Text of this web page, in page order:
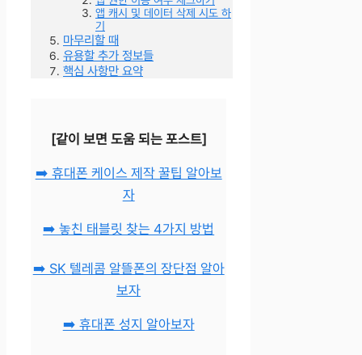
앱 캐시 및 데이터 삭제 시도 하
기
마무리할 때
유용할 추가 정보들
핵심 사항만 요약
[같이 보면 도움 되는 포스트]
➡️ 휴대폰 케이스 제작 꿀팁 알아보
자
➡️ 놓친 태블릿 찾는 4가지 방법
➡️ SK 텔레콤 알뜰폰의 장단점 알아
보자
➡️ 휴대폰 성지 알아보자